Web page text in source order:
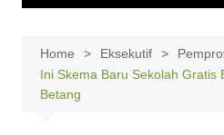
Home Eksekutif
Ini Skema Baru Sekolah Gratis
Betang